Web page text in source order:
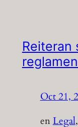
Reiteran
Oct 21,
enLegal,